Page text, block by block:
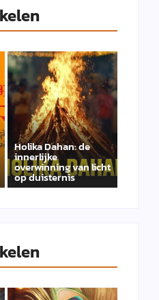
Holika Dahan: de
innerlijke
overwinning van licht
op duisternis